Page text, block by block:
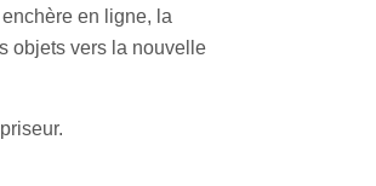
en ligne, la
objets vers la nouvelle